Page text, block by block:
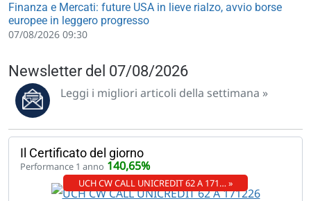
Finanza e Mercati: future USA in lieve rialzo, avvio borse
europee in leggero progresso
07/08/2026 09:30
Newsletter del 07/08/2026
Leggi i migliori articoli della settimana »
Il Certificato del giorno
Performance 1 anno 140,65%
UCH CW CALL UNICREDIT 62 A 171… »